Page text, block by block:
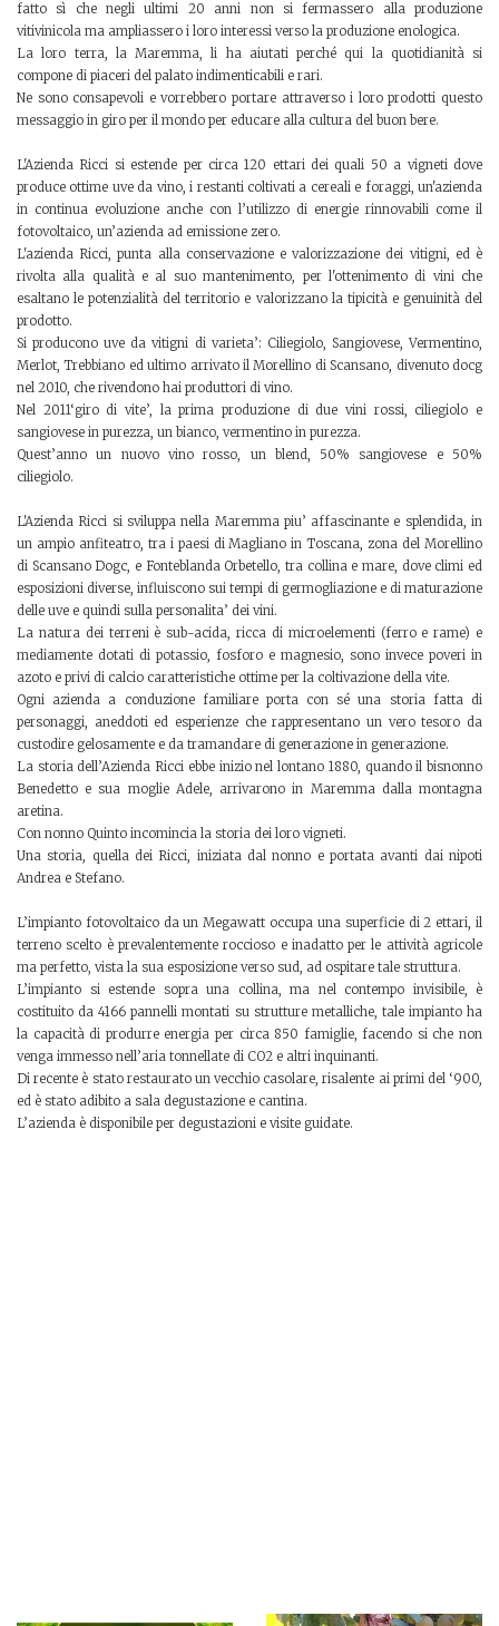
fatto sì che negli ultimi 20 anni non si fermassero alla produzione
vitivinicola ma ampliassero i loro interessi verso la produzione enologica.
La loro terra, la Maremma, li ha aiutati perché qui la quotidianità si
compone di piaceri del palato indimenticabili e rari.
Ne sono consapevoli e vorrebbero portare attraverso i loro prodotti questo
messaggio in giro per il mondo per educare alla cultura del buon bere.
L'Azienda Ricci si estende per circa 120 ettari dei quali 50 a vigneti dove
produce ottime uve da vino, i restanti coltivati a cereali e foraggi, un'azienda
in continua evoluzione anche con l’utilizzo di energie rinnovabili come il
fotovoltaico, un’azienda ad emissione zero.
L'azienda Ricci, punta alla conservazione e valorizzazione dei vitigni, ed è
rivolta alla qualità e al suo mantenimento, per l'ottenimento di vini che
esaltano le potenzialità del territorio e valorizzano la tipicità e genuinità del
prodotto.
Si producono uve da vitigni di varieta’: Ciliegiolo, Sangiovese, Vermentino,
Merlot, Trebbiano ed ultimo arrivato il Morellino di Scansano, divenuto docg
nel 2010, che rivendono hai produttori di vino.
Nel 2011‘giro di vite’, la prima produzione di due vini rossi, ciliegiolo e
sangiovese in purezza, un bianco, vermentino in purezza.
Quest’anno un nuovo vino rosso, un blend, 50% sangiovese e 50%
ciliegiolo.
L'Azienda Ricci si sviluppa nella Maremma piu’ affascinante e splendida, in
un ampio anfiteatro, tra i paesi di Magliano in Toscana, zona del Morellino
di Scansano Dogc, e Fonteblanda Orbetello, tra collina e mare, dove climi ed
esposizioni diverse, influiscono sui tempi di germogliazione e di maturazione
delle uve e quindi sulla personalita’ dei vini.
La natura dei terreni è sub-acida, ricca di microelementi (ferro e rame) e
mediamente dotati di potassio, fosforo e magnesio, sono invece poveri in
azoto e privi di calcio caratteristiche ottime per la coltivazione della vite.
Ogni azienda a conduzione familiare porta con sé una storia fatta di
personaggi, aneddoti ed esperienze che rappresentano un vero tesoro da
custodire gelosamente e da tramandare di generazione in generazione.
La storia dell’Azienda Ricci ebbe inizio nel lontano 1880, quando il bisnonno
Benedetto e sua moglie Adele, arrivarono in Maremma dalla montagna
aretina.
Con nonno Quinto incomincia la storia dei loro vigneti.
Una storia, quella dei Ricci, iniziata dal nonno e portata avanti dai nipoti
Andrea e Stefano.
L’impianto fotovoltaico da un Megawatt occupa una superficie di 2 ettari, il
terreno scelto è prevalentemente roccioso e inadatto per le attività agricole
ma perfetto, vista la sua esposizione verso sud, ad ospitare tale struttura.
L’impianto si estende sopra una collina, ma nel contempo invisibile, è
costituito da 4166 pannelli montati su strutture metalliche, tale impianto ha
la capacità di produrre energia per circa 850 famiglie, facendo si che non
venga immesso nell’aria tonnellate di CO2 e altri inquinanti.
Di recente è stato restaurato un vecchio casolare, risalente ai primi del ‘900,
ed è stato adibito a sala degustazione e cantina.
L’azienda è disponibile per degustazioni e visite guidate.